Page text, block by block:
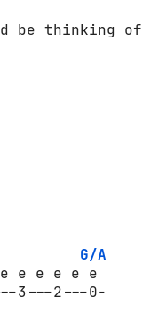
be thinking of
G/A
e e e e e
3---2---0-